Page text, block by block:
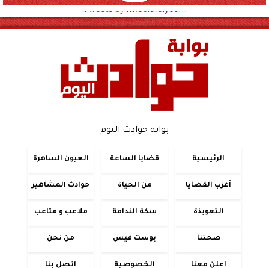
Tweets by hwadithalyoum
بوابة حوادث اليوم
الرئيسية قضايا الساعة العيون الساهرة
أغرب القضايا من الحياة حوادث المشاهير
التعويذة سكة الندامة ملاعب و متاعب
صحتنا بوست فيس من نحن
اعلن معنا الخصوصية اتصل بنا